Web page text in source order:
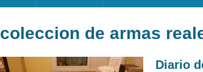
coleccion de armas
Diario